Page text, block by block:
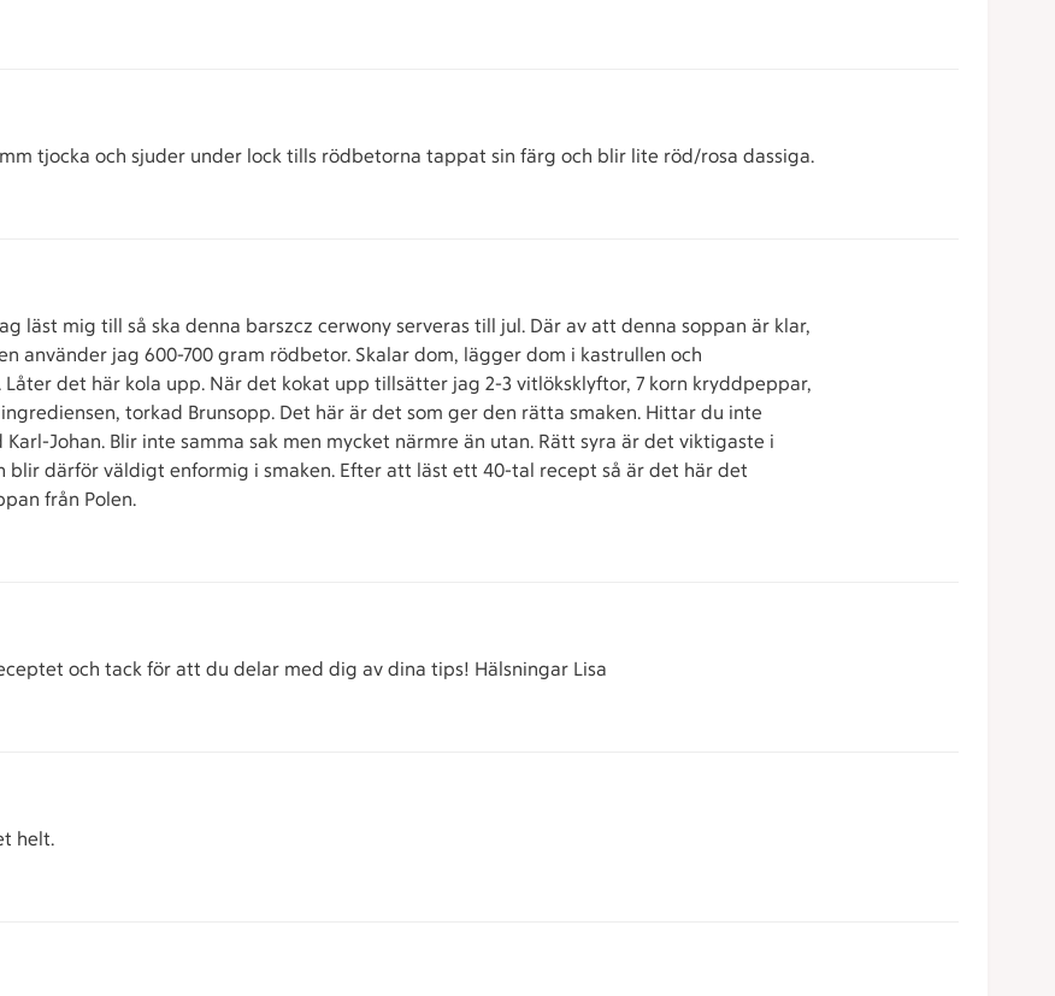
tjocka och sjuder under lock tills rödbetorna tappat sin färg och blir lite röd/rosa dassiga.
läst mig till så ska denna barszcz cerwony serveras till jul. Där av att denna soppan är klar,
använder jag 600-700 gram rödbetor. Skalar dom, lägger dom i kastrullen och
det här kola upp. När det kokat upp tillsätter jag 2-3 vitlöksklyftor, 7 korn kryddpeppar,
torkad Brunsopp. Det här är det som ger den rätta smaken. Hittar du inte
Johan. Blir inte samma sak men mycket närmre än utan. Rätt syra är det viktigaste i
blir därför väldigt enformig i smaken. Efter att läst ett 40-tal recept så är det här det
från Polen.
och tack för att du delar med dig av dina tips! Hälsningar Lisa
helt.